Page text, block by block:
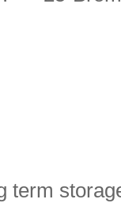
term